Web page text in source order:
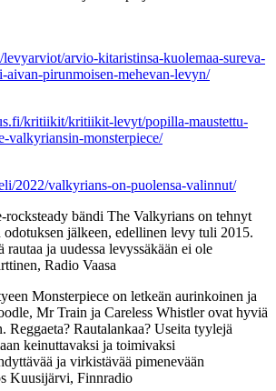
arvio-kitaristinsa-kuolemaa-sureva-
aivan-pirunmoisen-mehevan-levyn/
kritiikit/kritiikit-levyt/popilla-maustettu-
valkyriansin-monsterpiece/
2022/valkyrians-on-puolensa-valinnut/
rocksteady bändi The Valkyrians on tehnyt
jälkeen, edellinen levy tuli 2015.
ja uudessa levyssäkään ei ole
Radio Vaasa
Monsterpiece on letkeän aurinkoinen ja
Mr Train ja Careless Whistler ovat hyviä
Reggaeta? Rautalankaa? Useita tyylejä
keinuttavaksi ja toimivaksi
ja virkistävää pimenevään
Kuusijärvi, Finnradio